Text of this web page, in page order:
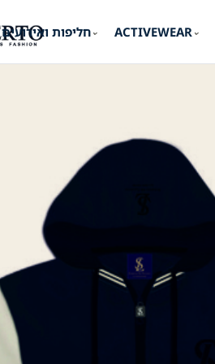
חליפות ואירועים⌄ ACTIVEWEAR ⌄